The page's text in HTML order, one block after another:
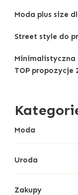
Moda plus size
Street style do
Minimalistyczna
TOP propozycje
Moda
Uroda
Zakupy